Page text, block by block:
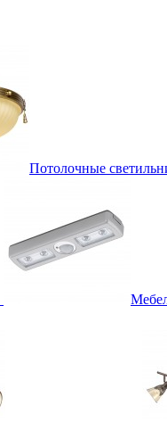
Потолочные